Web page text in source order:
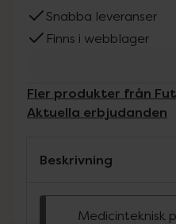
Snabba leveranser
Finns i webblager
Fler produkter från
Aktuella erbjudanden
Beskrivning
Medicinteknisk